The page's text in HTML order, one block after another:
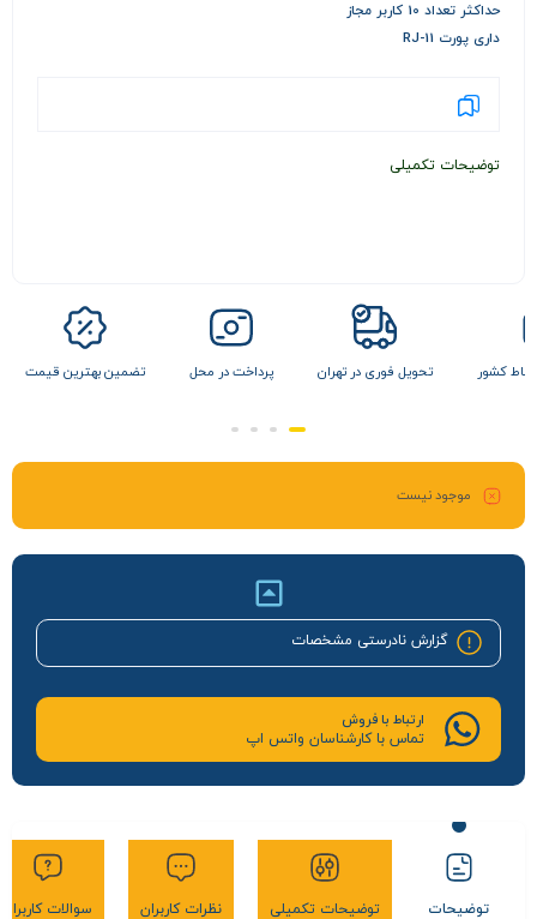
حداکثر تعداد 10 کاربر مجاز
داری پورت RJ-11
توضیحات تکمیلی
نقاط کشور تحویل فوری در تهران پرداخت در محل تضمین بهترین قیمت
موجود نیست
گزارش نادرستی مشخصات
ارتباط با فروش
تماس با کارشناسان واتس اپ
توضیحات توضیحات تکمیلی نظرات کاربران سوالات کاربران